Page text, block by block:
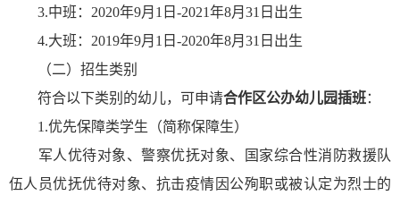
3.中班：2020年9月1日-2021年8月31日出生
4.大班：2019年9月1日-2020年8月31日出生
（二）招生类别
符合以下类别的幼儿，可申请合作区公办幼儿园插班：
1.优先保障类学生（简称保障生）
军人优待对象、警察优抚对象、国家综合性消防救援队
伍人员优抚优待对象、抗击疫情因公殉职或被认定为烈士的